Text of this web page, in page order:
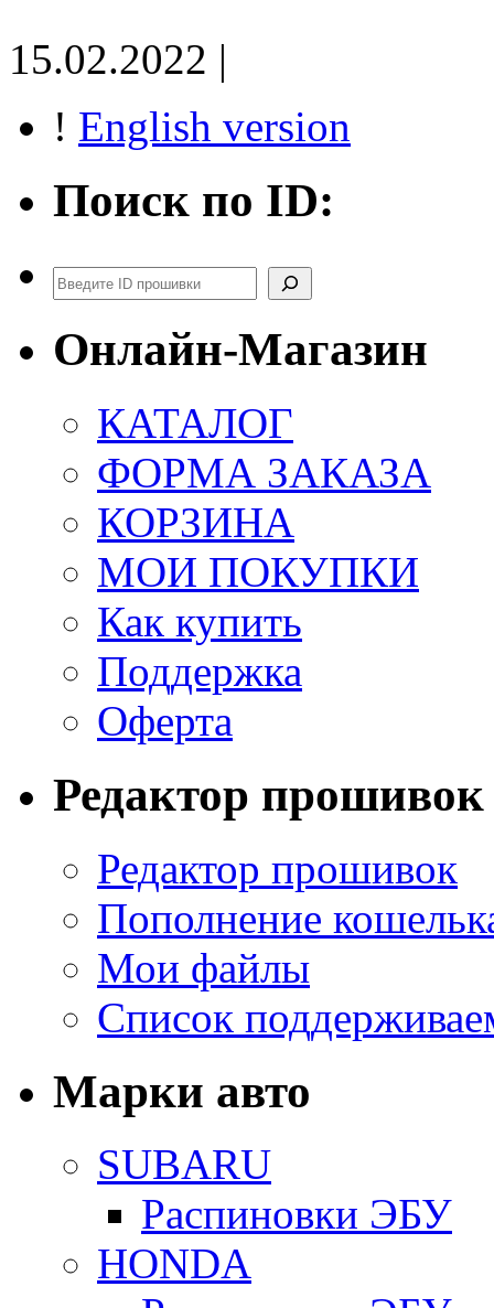
15.02.2022 |
! English version
Поиск по ID:
Поиск
Онлайн-Магазин
КАТАЛОГ
ФОРМА ЗАКАЗА
КОРЗИНА
МОИ ПОКУПКИ
Как купить
Поддержка
Оферта
Редактор прошивок
Редактор прошивок
Пополнение
Мои файлы
Список
Марки авто
SUBARU
Распиновки ЭБУ
HONDA